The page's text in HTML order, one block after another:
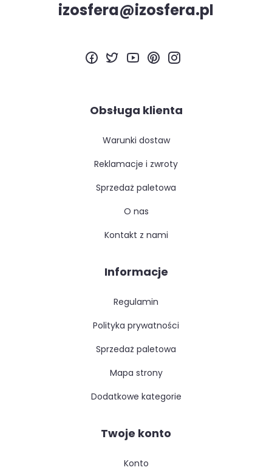
izosfera@izosfera.pl
Obsługa klienta
warunki dostaw
reklamacje i zwroty
sprzedaż paletowa
o nas
kontakt z nami
Informacje
regulamin
polityka prywatności
sprzedaż paletowa
mapa strony
dodatkowe kategorie
Twoje konto
konto